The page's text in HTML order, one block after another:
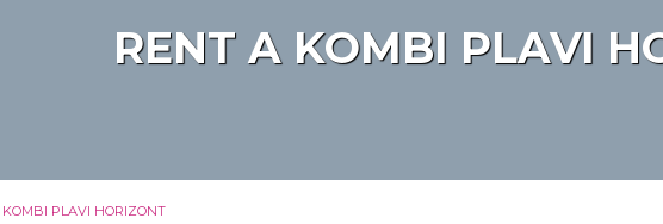
RENT A KOMBI PLAVI
KOMBI PLAVI HORIZONT